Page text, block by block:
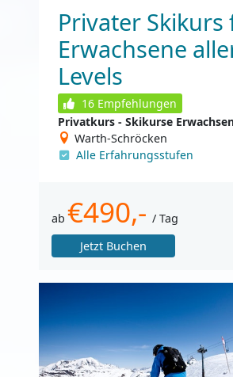
Privater Skikurs
Erwachsene
Levels
16Empfehlungen
Privatkurs - Skikurse
Warth-Schröcken
Alle Erfahrungsstufen
ab €490,- / Tag
Jetzt Buchen